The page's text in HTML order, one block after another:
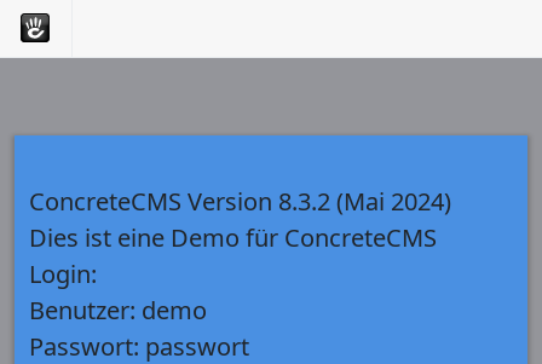
ConcreteCMS Version 8.3.2 (Mai 2024)
Dies ist eine Demo für ConcreteCMS
Login:
Benutzer: demo
Passwort: passwort